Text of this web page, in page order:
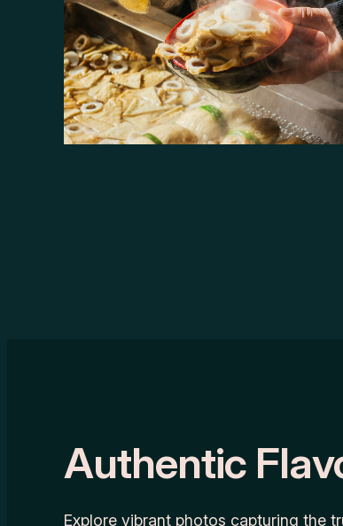
Authentic
Explore vibrant photos capturing the